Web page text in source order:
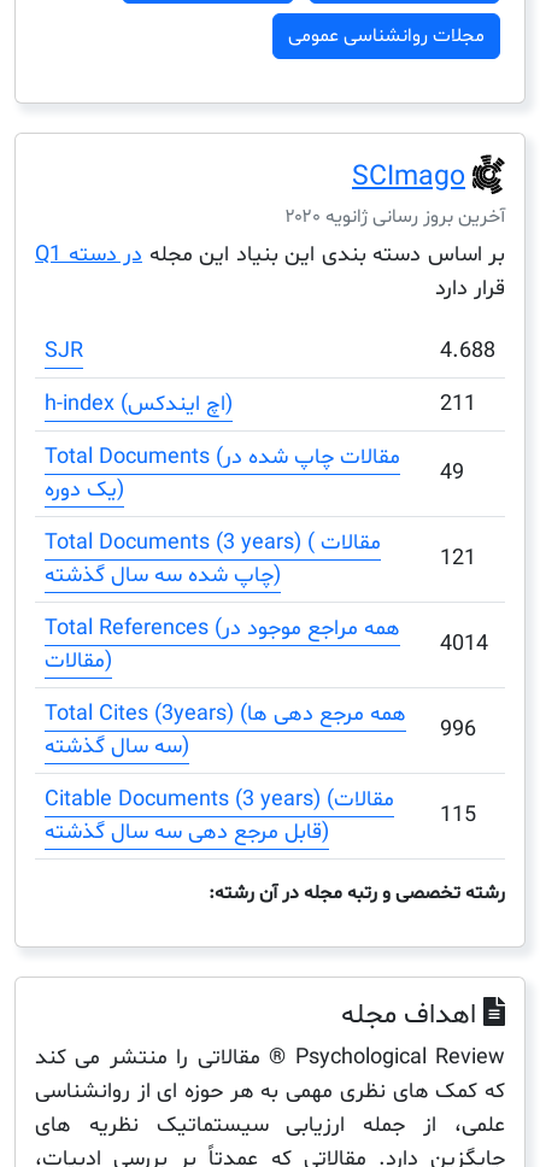
روانشناسی عمومی
رسانی ژانویه ۲۰۲۰
دسته بندی این بنیاد این مجله در دسته Q1
Total Documents (مقالات چاپ شده در
Total Documents (3 years) ( مقالات
Total References (همه مراجع موجود در
Total Cites (3years) (همه مرجع دهی ها
Citable Documents (3 years) (مقالات
و رتبه مجله در آن رشته:
مجله
Psychological Review ® مقالاتی را منتشر می کند
های نظری مهمی به هر حوزه ای از روانشناسی
از جمله ارزیابی سیستماتیک نظریه های
دارد. مقالاتی که عمدتاً بر بررسی ادبیات،